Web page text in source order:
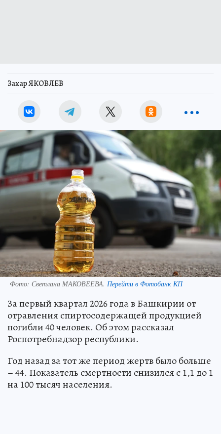
Захар ЯКОВЛЕВ
Фото: Светлана МАКОВЕЕВА. Перейти в Фотобанк КП
За первый квартал 2026 года в Башкирии от
отравления спиртосодержащей продукцией
погибли 40 человек. Об этом рассказал
Роспотребнадзор республики.
Год назад за тот же период жертв было больше
– 44. Показатель смертности снизился с 1,1 до 1
на 100 тысяч населения.